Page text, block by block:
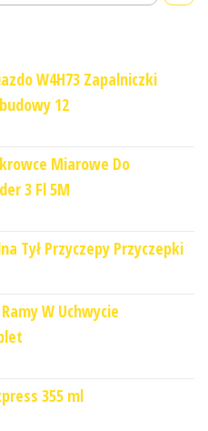
W4H73 Zapalniczki
12
Miarowe Do
3 Fl 5M
Tył Przyczepy Przyczepki
W Uchwycie
355 ml